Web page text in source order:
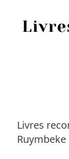
Livres
Ruymbeke
Personnes